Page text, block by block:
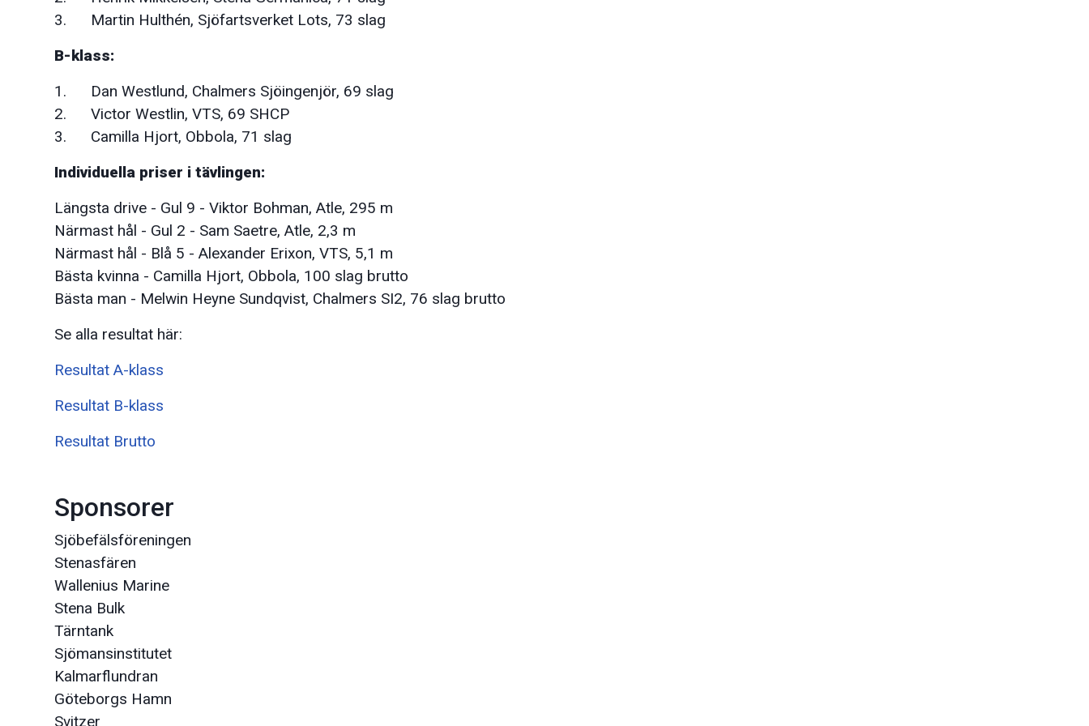
3. Martin Hulthén, Sjöfartsverket Lots, 73 slag
B-klass:
1. Dan Westlund, Chalmers Sjöingenjör, 69 slag
2. Victor Westlin, VTS, 69 SHCP
3. Camilla Hjort, Obbola, 71 slag
Individuella priser i tävlingen:
Längsta drive - Gul 9 - Viktor Bohman, Atle, 295 m
Närmast hål - Gul 2 - Sam Saetre, Atle, 2,3 m
Närmast hål - Blå 5 - Alexander Erixon, VTS, 5,1 m
Bästa kvinna - Camilla Hjort, Obbola, 100 slag brutto
Bästa man - Melwin Heyne Sundqvist, Chalmers SI2, 76 slag brutto
Se alla resultat här:
Resultat A-klass
Resultat B-klass
Resultat Brutto
Sponsorer
Sjöbefälsföreningen
Stenasfären
Wallenius Marine
Stena Bulk
Tärntank
Sjömansinstitutet
Kalmarflundran
Göteborgs Hamn
Svitzer